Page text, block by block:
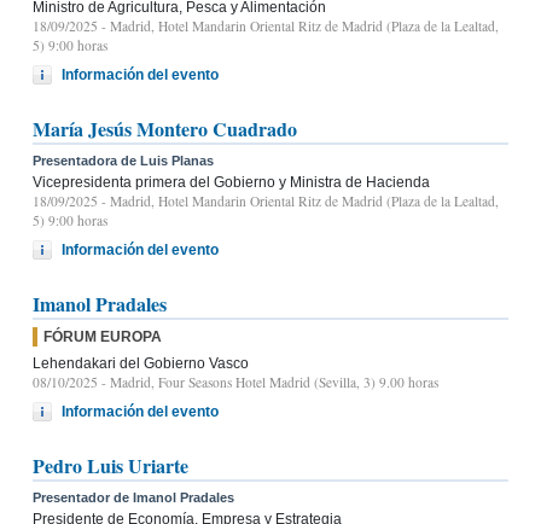
Ministro de Agricultura, Pesca y Alimentación
18/09/2025 - Madrid, Hotel Mandarin Oriental Ritz de Madrid (Plaza de la Lealtad,
5) 9:00 horas
Información del evento
María Jesús Montero Cuadrado
Presentadora de Luis Planas
Vicepresidenta primera del Gobierno y Ministra de Hacienda
18/09/2025 - Madrid, Hotel Mandarin Oriental Ritz de Madrid (Plaza de la Lealtad,
5) 9:00 horas
Información del evento
Imanol Pradales
FÓRUM EUROPA
Lehendakari del Gobierno Vasco
08/10/2025 - Madrid, Four Seasons Hotel Madrid (Sevilla, 3) 9.00 horas
Información del evento
Pedro Luis Uriarte
Presentador de Imanol Pradales
Presidente de Economía, Empresa y Estrategia